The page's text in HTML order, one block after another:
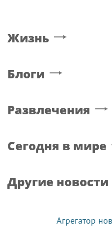
Жизнь
Блоги
Развлечения
Сегодня в мире
Другие новости
Агрегатор